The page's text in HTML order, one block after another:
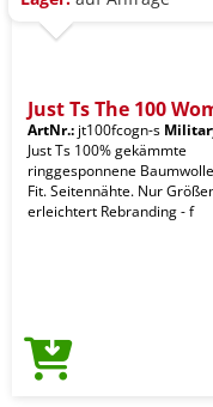
Just Ts The 100
ArtNr.: jt100fcogn-s
Just Ts 100% gekämmte
ringgesponnene
Fit. Seitennähte. Nur
erleichtert Rebranding - f